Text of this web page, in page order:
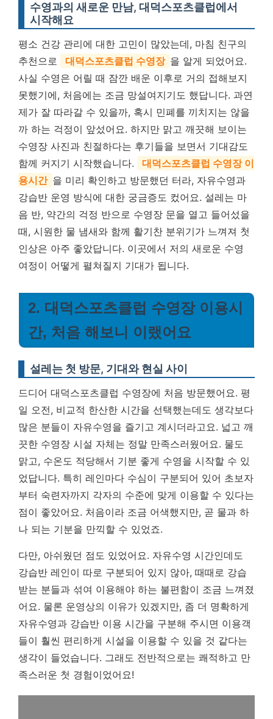
수영과의 새로운 만남, 대덕스포츠클럽에서
시작해요
평소 건강 관리에 대한 고민이 많았는데, 마침 친구의
추천으로
대덕스포츠클럽 수영장 을 알게 되었어요.
사실 수영은 어릴 때 잠깐 배운 이후로 거의 접해보지
못했기에, 처음에는 조금 망설여지기도 했답니다. 과연
제가 잘 따라갈 수 있을까, 혹시 민폐를 끼치지는 않을
까 하는 걱정이 앞섰어요. 하지만 맑고 깨끗해 보이는
수영장 사진과 친절하다는 후기들을 보면서 기대감도
함께 커지기 시작했습니다.
대덕스포츠클럽 수영장 이
용시간 을 미리 확인하고 방문했던 터라, 자유수영과
강습반 운영 방식에 대한 궁금증도 컸어요. 설레는 마
음 반, 약간의 걱정 반으로 수영장 문을 열고 들어섰을
때, 시원한 물 냄새와 함께 활기찬 분위기가 느껴져 첫
인상은 아주 좋았답니다. 이곳에서 저의 새로운 수영
여정이 어떻게 펼쳐질지 기대가 됩니다.
2. 대덕스포츠클럽 수영장 이용시
간, 처음 해보니 이랬어요
설레는 첫 방문, 기대와 현실 사이
드디어 대덕스포츠클럽 수영장에 처음 방문했어요. 평
일 오전, 비교적 한산한 시간을 선택했는데도 생각보다
많은 분들이 자유수영을 즐기고 계시더라고요. 넓고 깨
끗한 수영장 시설 자체는 정말 만족스러웠어요. 물도
맑고, 수온도 적당해서 기분 좋게 수영을 시작할 수 있
었답니다. 특히 레인마다 수심이 구분되어 있어 초보자
부터 숙련자까지 각자의 수준에 맞게 이용할 수 있다는
점이 좋았어요. 처음이라 조금 어색했지만, 곧 물과 하
나 되는 기분을 만끽할 수 있었죠.
다만, 아쉬웠던 점도 있었어요. 자유수영 시간인데도
강습반 레인이 따로 구분되어 있지 않아, 때때로 강습
받는 분들과 섞여 이용해야 하는 불편함이 조금 느껴졌
어요. 물론 운영상의 이유가 있겠지만, 좀 더 명확하게
자유수영과 강습반 이용 시간을 구분해 주시면 이용객
들이 훨씬 편리하게 시설을 이용할 수 있을 것 같다는
생각이 들었습니다. 그래도 전반적으로는 쾌적하고 만
족스러운 첫 경험이었어요!